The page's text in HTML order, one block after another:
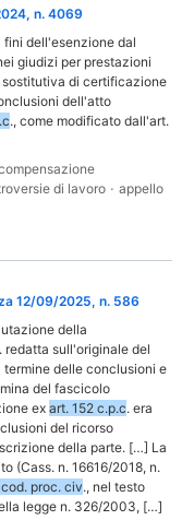
n. 4069
fini dell'esenzione dal
giudizi per prestazioni
di certificazione
dell'atto
., come modificato dall'art.
di lavoro · appello
12/09/2025, n. 586
della
. redatta sull'originale del
delle conclusioni e
del fascicolo
ex art. 152 c.p.c. era
del ricorso
della parte. […] La
(Cass. n. 16616/2018, n.
proc. civ., nel testo
legge n. 326/2003, […]